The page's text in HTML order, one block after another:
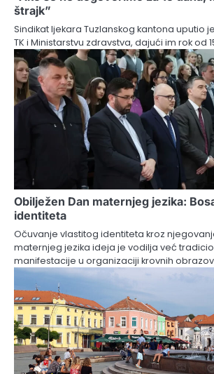
štrajk”
Sindikat ljekara Tuzlanskog kantona uputio
TK i Ministarstvu zdravstva, dajući im rok od
Obilježen Dan maternjeg jezika:
identiteta
Očuvanje vlastitog identiteta kroz
maternjeg jezika ideja je vodilja već
manifestacije u organizaciji krovnih